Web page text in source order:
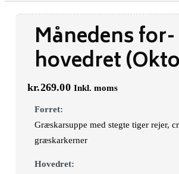
Månedens
hovedret
kr.269.00 Inkl. moms
Forret:
Græskarsuppe med stegte tiger rejer,
græskarkerner
Hovedret: